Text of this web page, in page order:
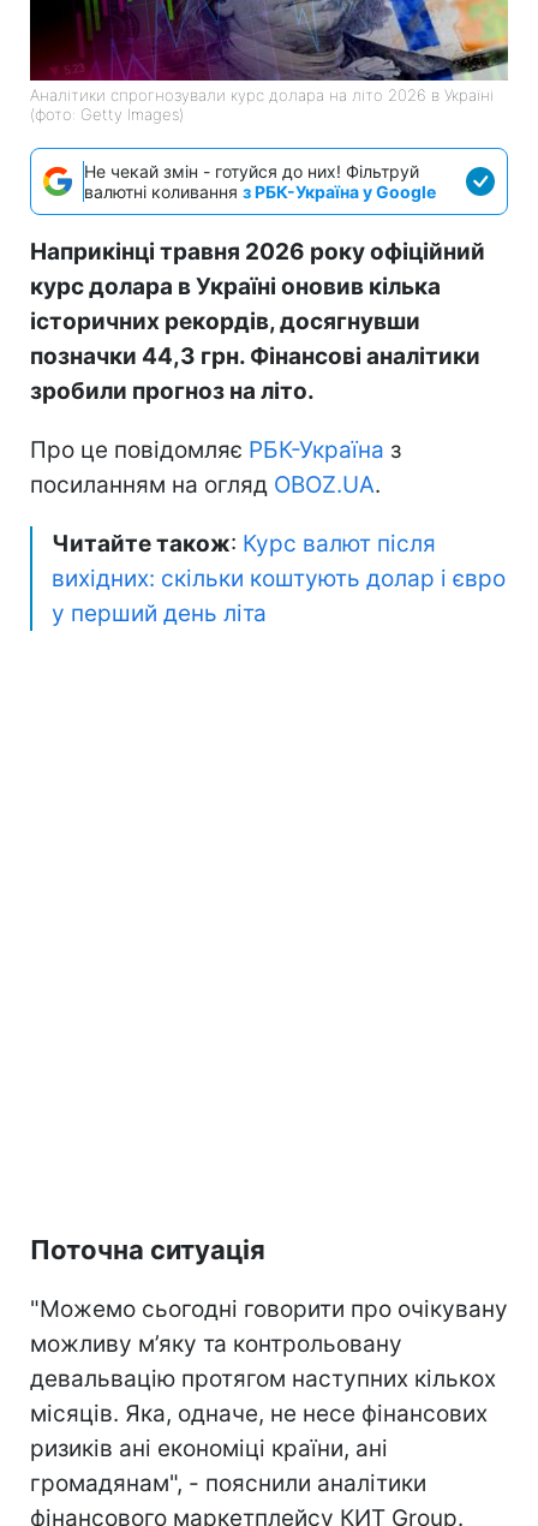
Аналітики спрогнозували курс долара на літо 2026 в Україні
(фото: Getty Images)
Не чекай змін - готуйся до них! Фільтруй
валютні коливання з РБК-Україна у Google
Наприкінці травня 2026 року офіційний
курс долара в Україні оновив кілька
історичних рекордів, досягнувши
позначки 44,3 грн. Фінансові аналітики
зробили прогноз на літо.
Про це повідомляє РБК-Україна з
посиланням на огляд OBOZ.UA.
Читайте також: Курс валют після
вихідних: скільки коштують долар і євро
у перший день літа
Поточна ситуація
"Можемо сьогодні говорити про очікувану
можливу м’яку та контрольовану
девальвацію протягом наступних кількох
місяців. Яка, одначе, не несе фінансових
ризиків ані економіці країни, ані
громадянам", - пояснили аналітики
фінансового маркетплейсу КИТ Group.